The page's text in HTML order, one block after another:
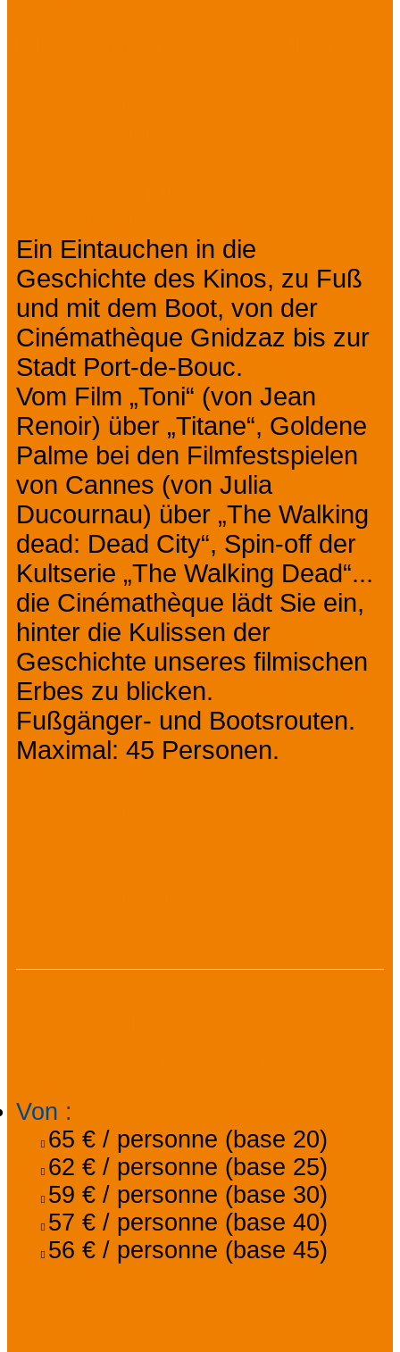
Ein Eintauchen in die
Geschichte des Kinos, zu Fuß
und mit dem Boot, von der
Cinémathèque Gnidzaz bis zur
Stadt Port-de-Bouc.
Vom Film „Toni“ (von Jean
Renoir) über „Titane“, Goldene
Palme bei den Filmfestspielen
von Cannes (von Julia
Ducournau) über „The Walking
dead: Dead City“, Spin-off der
Kultserie „The Walking Dead“...
die Cinémathèque lädt Sie ein,
hinter die Kulissen der
Geschichte unseres filmischen
Erbes zu blicken.
Fußgänger- und Bootsrouten.
Maximal: 45 Personen.
Von :
65 € / personne (base 20)
62 € / personne (base 25)
59 € / personne (base 30)
57 € / personne (base 40)
56 € / personne (base 45)